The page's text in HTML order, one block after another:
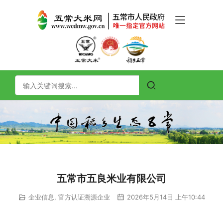
五常市五良米业有限公司
企业信息 官方认证溯源企业 2026年5月14日 上午10:44